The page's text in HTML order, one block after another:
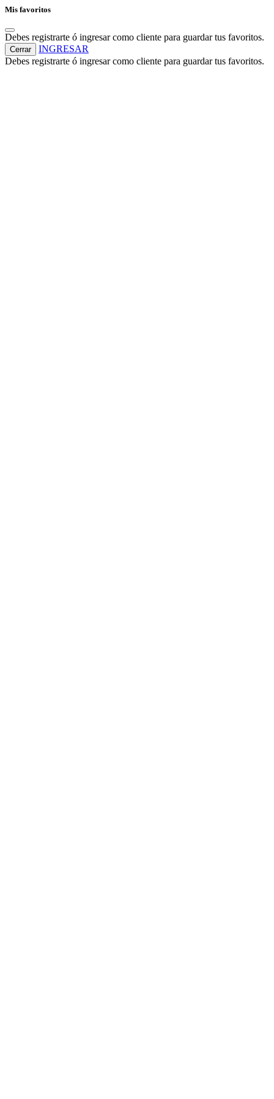
Mis favoritos
Debes registrarte ó ingresar como cliente para guardar tus favoritos.
Cerrar
INGRESAR
Debes registrarte ó ingresar como cliente para guardar tus favoritos.